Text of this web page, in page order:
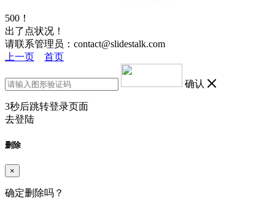
500！
出了点状况！
请联系管理员：contact@slidestalk.com
上一页
首页
确认
3秒后跳转登录页面
去登陆
删除
×
确定删除吗？